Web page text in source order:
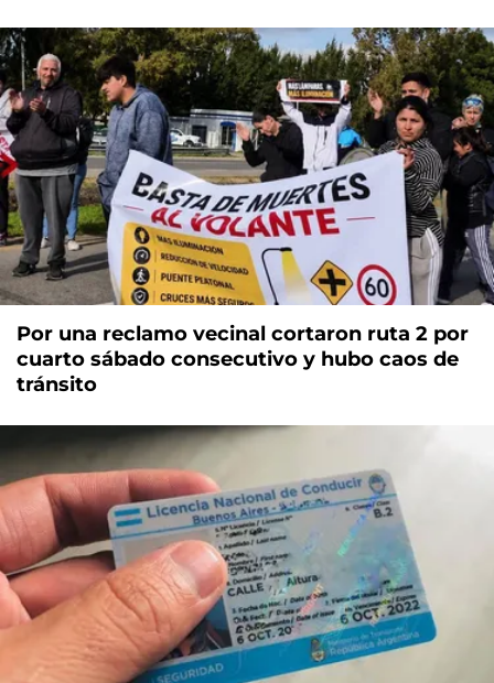
Por una reclamo vecinal cortaron ruta 2 por
cuarto sábado consecutivo y hubo caos de
tránsito